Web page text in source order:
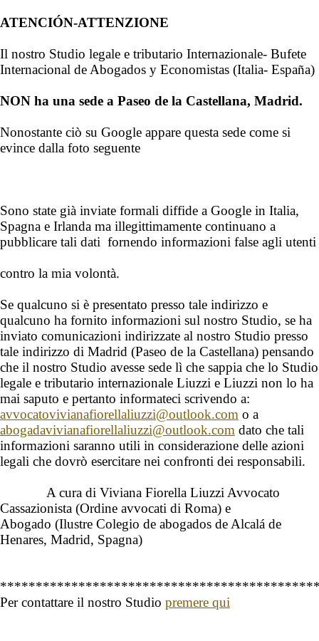
ATENCIÓN-ATTENZIONE
Il nostro Studio legale e tributario Internazionale- Bufete
Internacional de Abogados y Economistas (Italia- España)
NON ha una sede a Paseo de la Castellana, Madrid.
Nonostante ciò su Google appare questa sede come si
evince dalla foto seguente
Sono state già inviate formali diffide a Google in Italia,
Spagna e Irlanda ma illegittimamente continuano a
pubblicare tali dati fornendo informazioni false agli utenti
contro la mia volontà.
Se qualcuno si è presentato presso tale indirizzo e
qualcuno ha fornito informazioni sul nostro Studio, se ha
inviato comunicazioni indirizzate al nostro Studio presso
tale indirizzo di Madrid (Paseo de la Castellana) pensando
che il nostro Studio avesse sede lì che sappia che lo Studio
legale e tributario internazionale Liuzzi e Liuzzi non lo ha
mai saputo e pertanto informateci scrivendo a:
avvocatovivianafiorellaliuzzi@outlook.com o a
abogadavivianafiorellaliuzzi@outlook.com dato che tali
informazioni saranno utili in considerazione delle azioni
legali che dovrò esercitare nei confronti dei responsabili.
A cura di Viviana Fiorella Liuzzi Avvocato
Cassazionista (Ordine avvocati di Roma) e
Abogado (Ilustre Colegio de abogados de Alcalá de
Henares, Madrid, Spagna)
Per contattare il nostro Studio premere qui